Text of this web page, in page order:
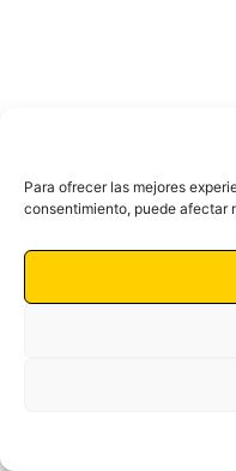
Para ofrecer las mejores
consentimiento, puede afectar